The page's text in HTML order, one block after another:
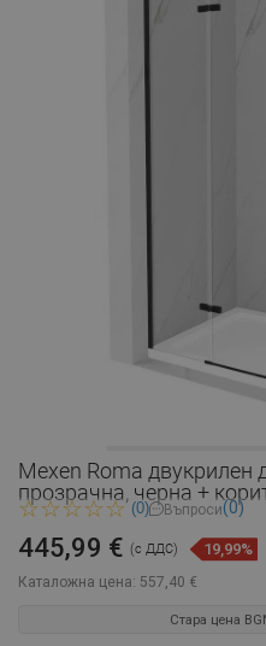
Mexen Roma двукрилен
прозрачна, черна +
(0) Въпроси(0)
Каталожна цена: 557,40 €
445,99 € (с ДДС) 19,99%
Стара цена